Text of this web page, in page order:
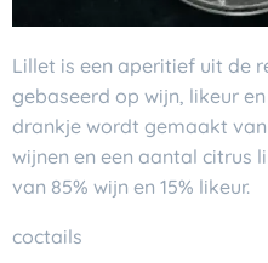
Lillet is een aperitief uit de
gebaseerd op wijn, likeur
drankje wordt gemaakt
wijnen en een aantal citrus
van 85% wijn en 15% likeur.
coctails